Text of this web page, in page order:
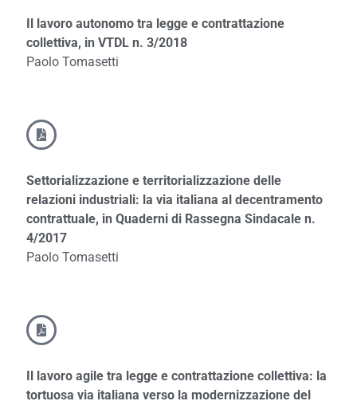
Il lavoro autonomo tra legge e contrattazione
collettiva, in VTDL n. 3/2018
Paolo Tomasetti
Settorializzazione e territorializzazione delle
relazioni industriali: la via italiana al decentramento
contrattuale, in Quaderni di Rassegna Sindacale n.
4/2017
Paolo Tomasetti
Il lavoro agile tra legge e contrattazione collettiva: la
tortuosa via italiana verso la modernizzazione del